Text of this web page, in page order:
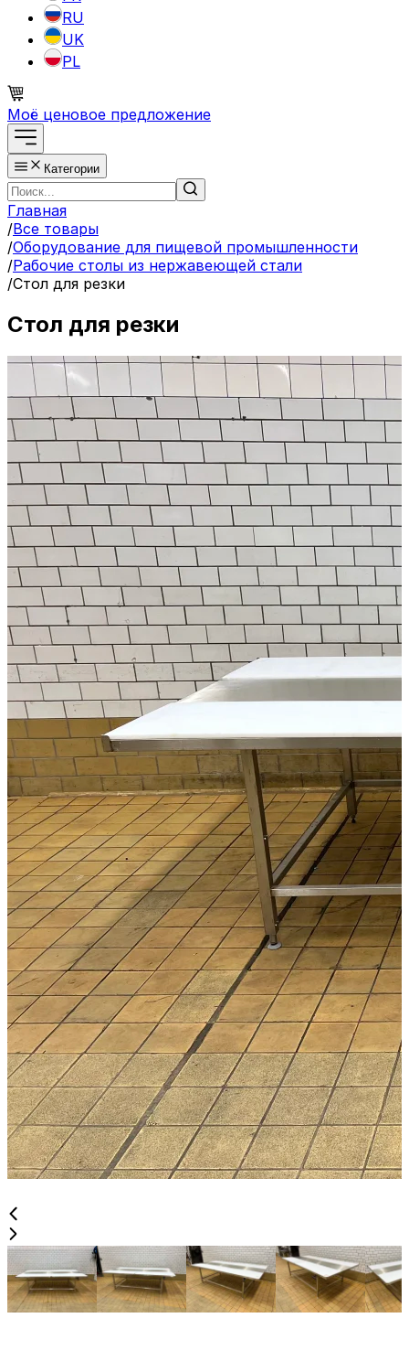
RU
UK
PL
Моё ценовое предложение
Категории
Главная
/Все товары
/Оборудование для пищевой промышленности
/Рабочие столы из нержавеющей стали
/Стол для резки
Стол для резки